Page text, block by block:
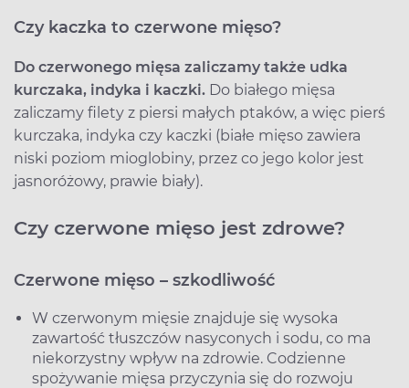
Czy kaczka to czerwone mięso?
Do czerwonego mięsa zaliczamy także udka
kurczaka, indyka i kaczki. Do białego mięsa
zaliczamy filety z piersi małych ptaków, a więc pierś
kurczaka, indyka czy kaczki (białe mięso zawiera
niski poziom mioglobiny, przez co jego kolor jest
jasnoróżowy, prawie biały).
Czy czerwone mięso jest zdrowe?
Czerwone mięso – szkodliwość
W czerwonym mięsie znajduje się wysoka
zawartość tłuszczów nasyconych i sodu, co ma
niekorzystny wpływ na zdrowie. Codzienne
spożywanie mięsa przyczynia się do rozwoju